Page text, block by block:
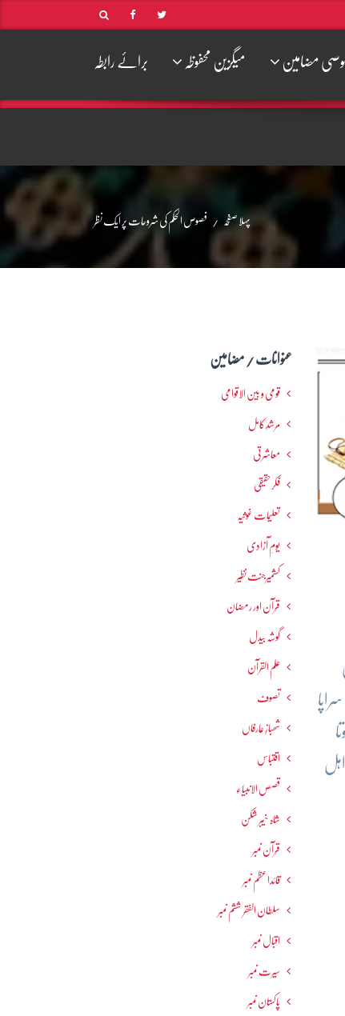
مضامین میگزین محفوظہ برائے رابطہ
پہلا صفحہ فصوص الحکم کی شروحات پر ایک نظر
عنوانات / مضامین
قومی و بین الاقوامی
مرشدِ کامل
معاشرتی
فکرحقیقی
تعلیمات غوثیہ
یومِ آزادی
کشمیرجنت نظیر
قرآن اور رمضان
گوشہ بیدل
علم القرآن
تصوف
شھبازِ عارفاں
اقتباس
قصص الانبیاء
شاہ خیبر شکن
قرآن نمبر
قائداعظم نمبر
سلطان الفقر ششم نمبر
اقبال نمبر
سیرت نمبر
پاکستان نمبر